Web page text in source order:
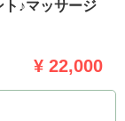
ト♪マッサージ
¥ 22,000